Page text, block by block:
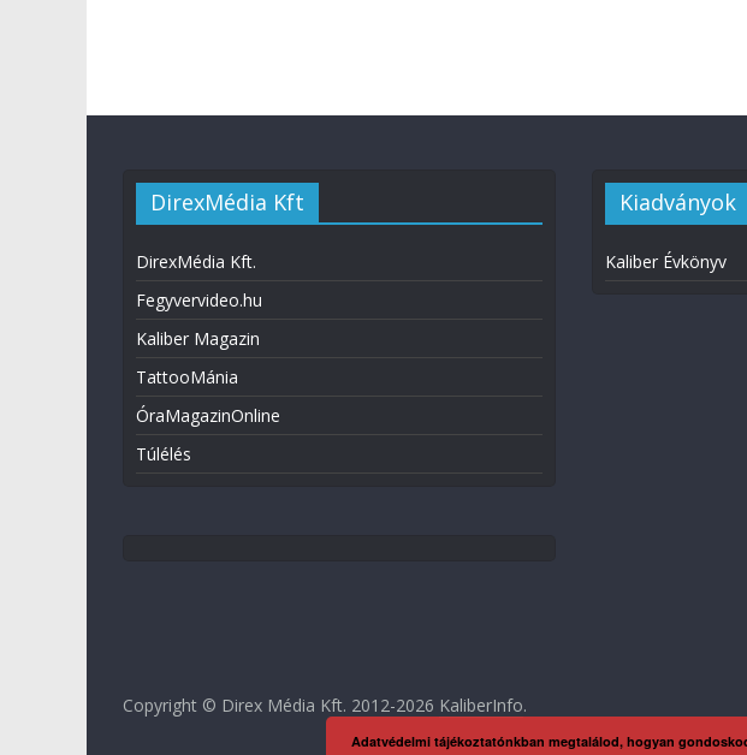
DirexMédia Kft
DirexMédia Kft.
Fegyvervideo.hu
Kaliber Magazin
TattooMánia
ÓraMagazinOnline
Túlélés
Kiadványok
Kaliber Évkönyv
Copyright © Direx Média Kft. 2012-2026 KaliberInfo.
Adatvédelmi tájékoztatónkban megtalálod, hogyan